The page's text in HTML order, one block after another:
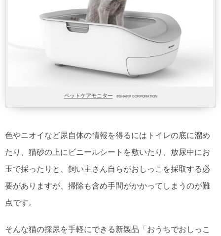
ペットケアモニター ©SHARP CORPORATION
色やニオイなど尿自体の情報を得るにはトイレの底に溜め
たり、猫砂の上にビニールシートを敷いたり、放尿中にお
玉で採ったりと、飼い主さん自らがおしっこを採取する必
要がありますが、掃除も含め手間がかかってしまうのが難
点です。
そんな猫の採尿を手軽にできる新製品「おうちでおしっこ